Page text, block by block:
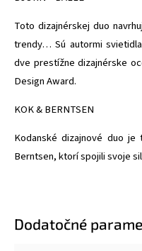
Toto dizajnérskej duo
trendy… Sú autormi
dve prestížne dizajnérske
Design Award.
KOK & BERNTSEN
Kodanské dizajnové duo je
Berntsen, ktorí spojili svoje
Dodatočné